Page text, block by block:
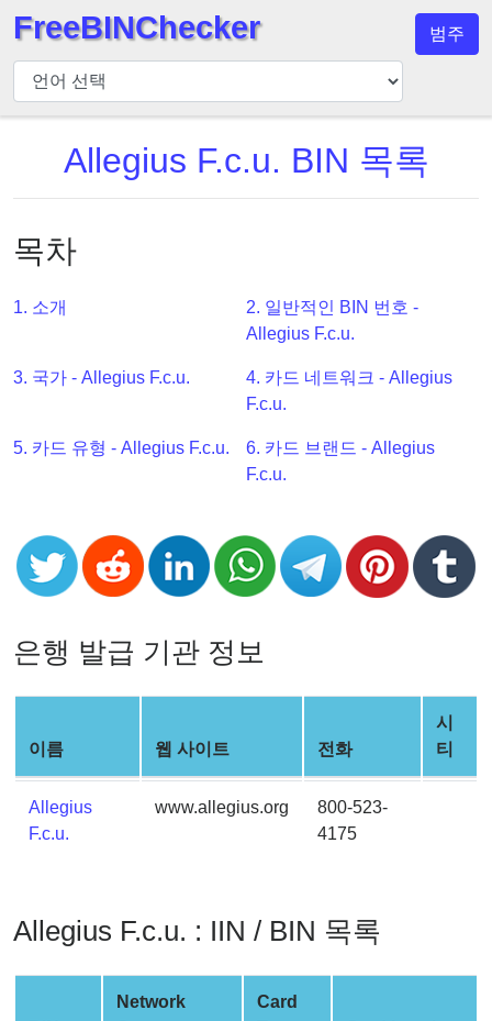
BIN
검
사
색
BIN
번
BIN
API
Generator
v2
BIN
CC
from
Credit
Card
Validator
Credit
Random
Credit
Card
Generator
FreeBINChecker 범주
Allegius F.c.u. BIN 목록
목차
1. 소개
2. 일반적인 BIN 번호 -
Allegius F.c.u.
3. 국가 - Allegius F.c.u.
4. 카드 네트워크 - Allegius
F.c.u.
5. 카드 유형 - Allegius F.c.u.
6. 카드 브랜드 - Allegius
F.c.u.
은행 발급 기관 정보
이름 웹 사이트 전화
시
티
Allegius
F.c.u.
www.allegius.org
800-523-
4175
Allegius F.c.u. : IIN / BIN 목록
Network
Card